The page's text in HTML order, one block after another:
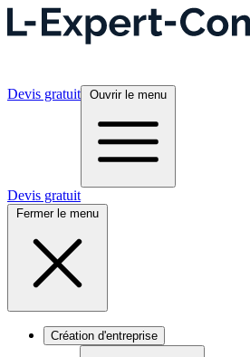
Devis gratuit Ouvrir le menu
Devis gratuit
Fermer le menu
Création d'entreprise